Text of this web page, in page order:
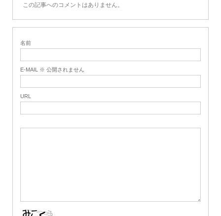
この記事へのコメントはありません。
名前
E-MAIL ※ 公開されません
URL